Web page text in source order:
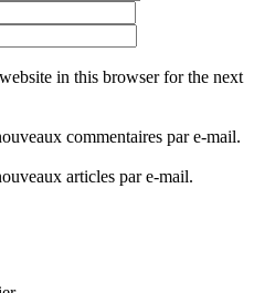
in this browser for the next
commentaires par e-mail.
articles par e-mail.